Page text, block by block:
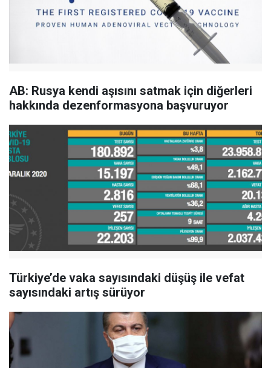
AB: Rusya kendi aşısını satmak için diğerleri
hakkında dezenformasyona başvuruyor
Türkiye’de vaka sayısındaki düşüş ile vefat
sayısındaki artış sürüyor